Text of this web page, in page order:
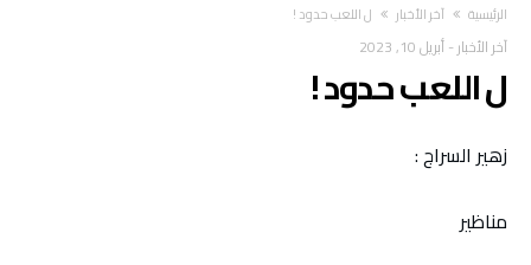
‫الرئيسية‬ آخر الأخبار ل اللعب حدود !
آخر الأخبار-أبريل 10, 2023
ل اللعب حدود !
زهير السراج :
مناظير